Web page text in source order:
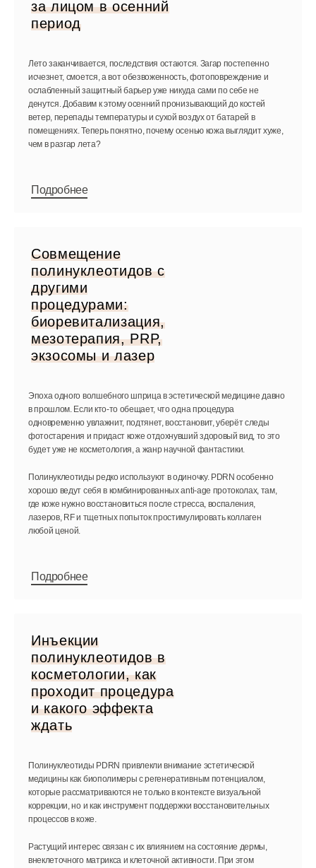
за лицом в осенний
период
Лето заканчивается, последствия остаются. Загар постепенно
исчезнет, смоется, а вот обезвоженность, фотоповреждение и
ослабленный защитный барьер уже никуда сами по себе не
денутся. Добавим к этому осенний пронизывающий до костей
ветер, перепады температуры и сухой воздух от батарей в
помещениях. Теперь понятно, почему осенью кожа выглядит хуже,
чем в разгар лета?
Подробнее
Совмещение
полинуклеотидов с
другими
процедурами:
биоревитализация,
мезотерапия, PRP,
экзосомы и лазер
Эпоха одного волшебного шприца в эстетической медицине давно
в прошлом. Если кто-то обещает, что одна процедура
одновременно увлажнит, подтянет, восстановит, уберёт следы
фотостарения и придаст коже отдохнувший здоровый вид, то это
будет уже не косметология, а жанр научной фантастики.
Полинуклеотиды редко используют в одиночку. PDRN особенно
хорошо ведут себя в комбинированных anti-age протоколах, там,
где коже нужно восстановиться после стресса, воспаления,
лазеров, RF и тщетных попыток простимулировать коллаген
любой ценой.
Подробнее
Инъекции
полинуклеотидов в
косметологии, как
проходит процедура
и какого эффекта
ждать
Полинуклеотиды PDRN привлекли внимание эстетической
медицины как биополимеры с регенеративным потенциалом,
которые рассматриваются не только в контексте визуальной
коррекции, но и как инструмент поддержки восстановительных
процессов в коже.
Растущий интерес связан с их влиянием на состояние дермы,
внеклеточного матрикса и клеточной активности. При этом